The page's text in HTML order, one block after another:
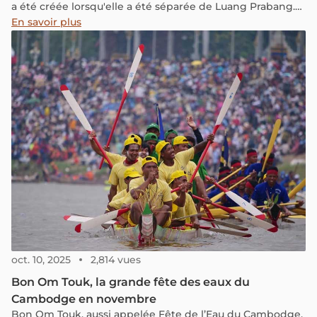
a été créée lorsqu'elle a été séparée de Luang Prabang.
Le nom "Bokeo" vient du mot lao qui signifie « mine de
jade », probablement en raison de la richesse de la
province en pierres précieuses.
En savoir plus
oct. 10, 2025 2,814 vues
Bon Om Touk, la grande fête des eaux du
Cambodge en novembre
Bon Om Touk, aussi appelée Fête de l’Eau du Cambodge,